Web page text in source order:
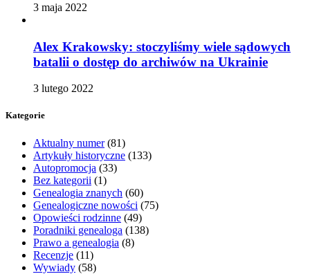
3 maja 2022
Alex Krakowsky: stoczyliśmy wiele sądowych
batalii o dostęp do archiwów na Ukrainie
3 lutego 2022
Kategorie
Aktualny numer(81)
Artykuły historyczne (133)
Autopromocja (33)
Bez kategorii (1)
Genealogia znanych (60)
Genealogiczne nowości (75)
Opowieści rodzinne (49)
Poradniki genealoga (138)
Prawo a genealogia (8)
Recenzje (11)
Wywiady (58)